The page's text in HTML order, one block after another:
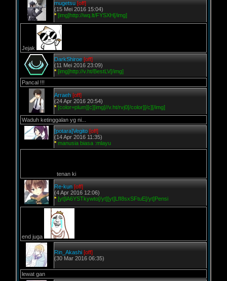
mugetsu [off]
(15 Mei 2016 15:04)
* [img]http://wq.lt/FYSXH[/img]
Jejak
DarkShiroe [off]
(11 Mei 2016 23:09)
* [img]http://v.ht/BestLV[/img]
Pancal !!!
Arraeh [off]
(24 Apr 2016 20:54)
* [color=plum][c][img]//v.ht/rvj0[/color][/c][/img]
Waduh ketinggalan yg ni...
[potara]Vegito [off]
(14 Apr 2016 11:35)
* manusia biasa :mlayu
tenan ki
Re-kun [off]
(4 Apr 2016 12:06)
* [yt]lA6YSTkywto[/yt][yt]LfI8sxSFtuE[/yt]Pensi
end juga
Rin_Akashi [off]
(30 Mar 2016 06:35)
lewat gan